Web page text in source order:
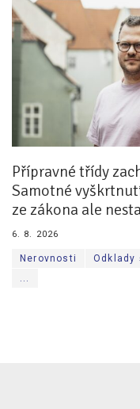
Přípravné třídy
Samotné
ze zákona ale
6. 8. 2026
Nerovnosti
Odklady
...